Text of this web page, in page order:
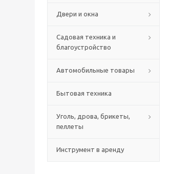
Двери и окна
Садовая техника и
благоустройство
Автомобильные товары
Бытовая техника
Уголь, дрова, брикеты,
пеллеты
Инструмент в аренду